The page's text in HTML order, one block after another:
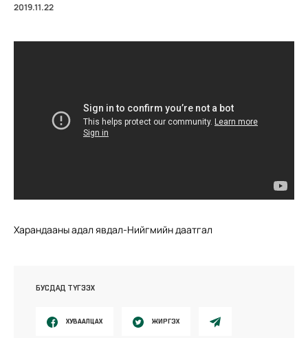
2019.11.22
Харандааны адал явдал-Нийгмийн даатгал
БУСДАД ТҮГЭЭХ
ХУВААЛЦАХ ЖИРГЭХ